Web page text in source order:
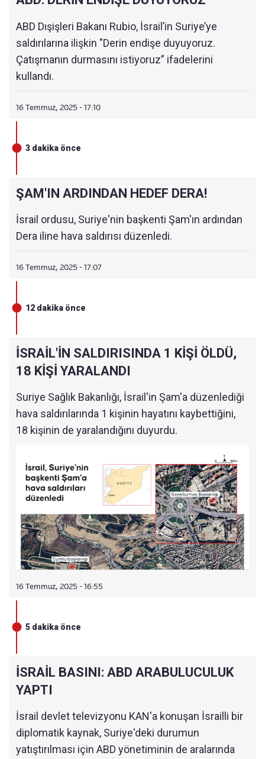
ABD Dışişleri Bakanı Rubio, İsrail’in Suriye’ye
saldırılarına ilişkin "Derin endişe duyuyoruz.
Çatışmanın durmasını istiyoruz” ifadelerini
kullandı.
16 Temmuz, 2025 - 17:10
3 dakika önce
ŞAM'IN ARDINDAN HEDEF DERA!
İsrail ordusu, Suriye'nin başkenti Şam'ın ardından
Dera iline hava saldırısı düzenledi.
16 Temmuz, 2025 - 17:07
12 dakika önce
İSRAİL'İN SALDIRISINDA 1 KİŞİ ÖLDÜ,
18 KİŞİ YARALANDI
Suriye Sağlık Bakanlığı, İsrail'in Şam'a düzenlediği
hava saldırılarında 1 kişinin hayatını kaybettiğini,
18 kişinin de yaralandığını duyurdu.
16 Temmuz, 2025 - 16:55
5 dakika önce
İSRAİL BASINI: ABD ARABULUCULUK
YAPTI
İsrail devlet televizyonu KAN'a konuşan İsrailli bir
diplomatik kaynak, Suriye'deki durumun
yatıştırılması için ABD yönetiminin de aralarında